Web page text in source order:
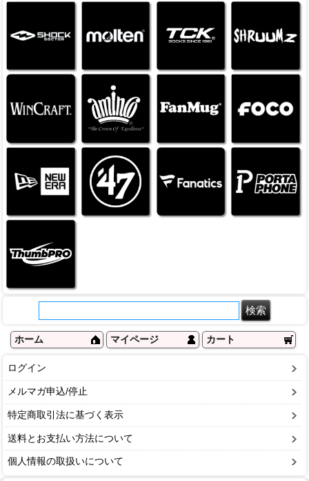
ホーム マイページ カート
ログイン
メルマガ申込/停止
特定商取引法に基づく表示
送料とお支払い方法について
個人情報の取扱いについて